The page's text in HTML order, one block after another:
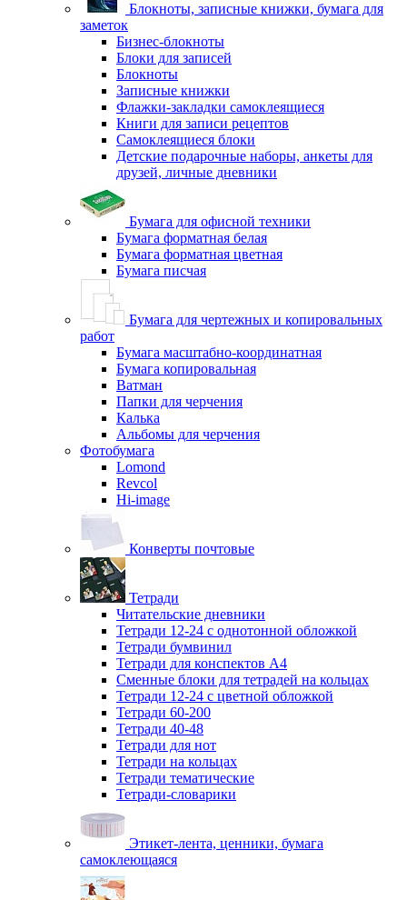
Блокноты, записные книжки, бумага для
заметок
Бизнес-блокноты
Блоки для записей
Блокноты
Записные книжки
Флажки-закладки самоклеящиеся
Книги для записи рецептов
Самоклеящиеся блоки
Детские подарочные наборы, анкеты для
друзей, личные дневники
Бумага для офисной техники
Бумага форматная белая
Бумага форматная цветная
Бумага писчая
Бумага для чертежных и копировальных
работ
Бумага масштабно-координатная
Бумага копировальная
Ватман
Папки для черчения
Калька
Альбомы для черчения
Фотобумага
Lomond
Revcol
Hi-image
Конверты почтовые
Тетради
Читательские дневники
Тетради 12-24 с однотонной обложкой
Тетради бумвинил
Тетради для конспектов А4
Сменные блоки для тетрадей на кольцах
Тетради 12-24 с цветной обложкой
Тетради 60-200
Тетради 40-48
Тетради для нот
Тетради на кольцах
Тетради тематические
Тетради-словарики
Этикет-лента, ценники, бумага
самоклеющаяся